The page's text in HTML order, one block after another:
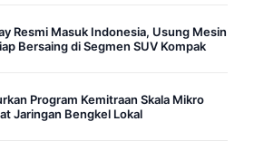
Resmi Masuk Indonesia, Usung Mesin
Bersaing di Segmen SUV Kompak
Program Kemitraan Skala Mikro
Jaringan Bengkel Lokal